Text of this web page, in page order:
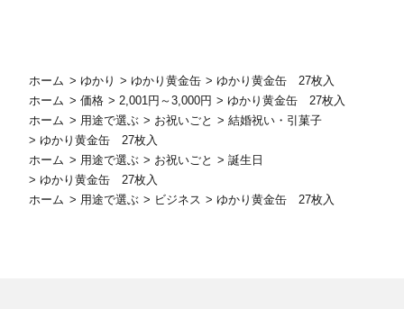
ホーム > ゆかり >ゆかり黄金缶 >ゆかり黄金缶 27枚入
ホーム > 価格 > 2,001円～3,000円 >ゆかり黄金缶 27枚入
ホーム > 用途で選ぶ > お祝いごと >結婚祝い・引菓子
>ゆかり黄金缶 27枚入
ホーム > 用途で選ぶ > お祝いごと >誕生日
>ゆかり黄金缶 27枚入
ホーム > 用途で選ぶ > ビジネス >ゆかり黄金缶 27枚入